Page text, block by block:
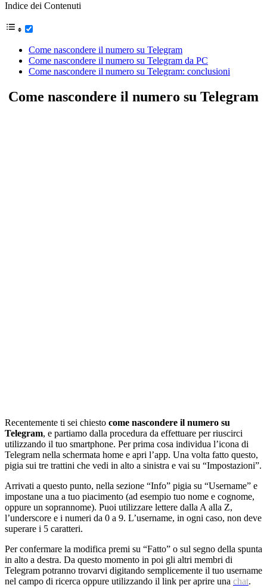
Indice dei Contenuti
Come nascondere il numero su Telegram
Come nascondere il numero su Telegram da PC
Come nascondere il numero su Telegram: conclusioni
Come nascondere il numero su Telegram
Recentemente ti sei chiesto come nascondere il numero su
Telegram, e partiamo dalla procedura da effettuare per riuscirci
utilizzando il tuo smartphone. Per prima cosa individua l’icona di
Telegram nella schermata home e apri l’app. Una volta fatto questo,
pigia sui tre trattini che vedi in alto a sinistra e vai su “Impostazioni”.
Arrivati a questo punto, nella sezione “Info” pigia su “Username” e
impostane una a tuo piacimento (ad esempio tuo nome e cognome,
oppure un soprannome). Puoi utilizzare lettere dalla A alla Z,
l’underscore e i numeri da 0 a 9. L’username, in ogni caso, non deve
superare i 5 caratteri.
Per confermare la modifica premi su “Fatto” o sul segno della spunta
in alto a destra. Da questo momento in poi gli altri membri di
Telegram potranno trovarvi digitando semplicemente il tuo username
nel campo di ricerca oppure utilizzando il link per aprire una chat.